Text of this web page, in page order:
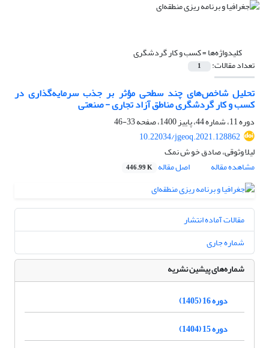
کلیدواژه‌ها =کسب و کار گردشگری
تعداد مقالات: 1
تحلیل شاخص‌های چند سطحی مؤثر بر جذب سرمایه‌گذاری در
کسب و کار گردشگری مناطق آزاد تجاری - صنعتی
دوره 11، شماره 44، پاییز 1400، صفحه
33-46
10.22034/jgeoq.2021.128862
لیلا وثوقی، صادق خو ش نمک
مشاهده مقاله
اصل مقاله 446.99 K
مقالات آماده انتشار
شماره جاری
شماره‌های پیشین نشریه
دوره 16 (1405)
دوره 15 (1404)